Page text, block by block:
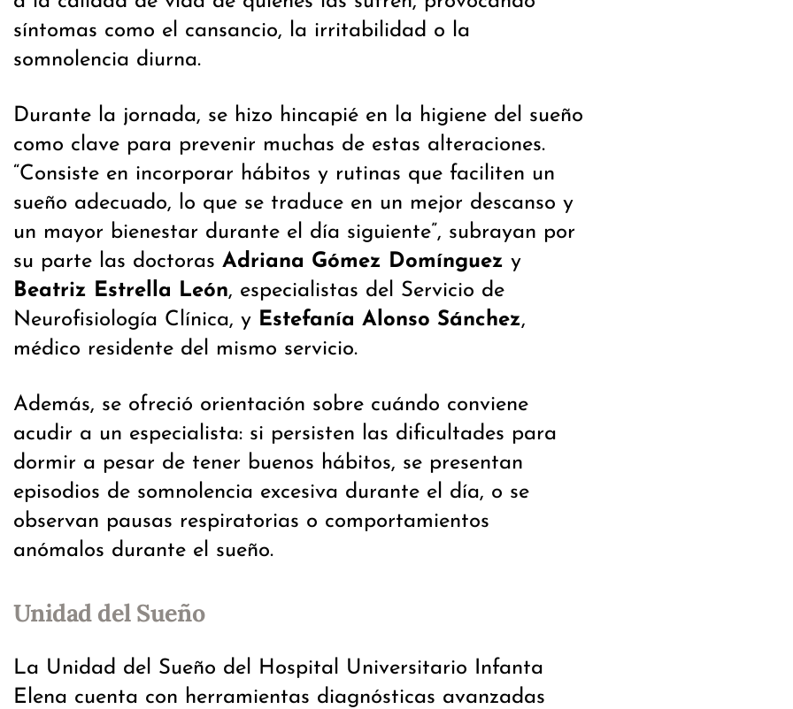
síntomas como el cansancio, la irritabilidad o la
somnolencia diurna.
Durante la jornada, se hizo hincapié en la higiene del sueño
como clave para prevenir muchas de estas alteraciones.
“Consiste en incorporar hábitos y rutinas que faciliten un
sueño adecuado, lo que se traduce en un mejor descanso y
un mayor bienestar durante el día siguiente”, subrayan por
su parte las doctoras Adriana Gómez Domínguez y
Beatriz Estrella León, especialistas del Servicio de
Neurofisiología Clínica, y Estefanía Alonso Sánchez,
médico residente del mismo servicio.
Además, se ofreció orientación sobre cuándo conviene
acudir a un especialista: si persisten las dificultades para
dormir a pesar de tener buenos hábitos, se presentan
episodios de somnolencia excesiva durante el día, o se
observan pausas respiratorias o comportamientos
anómalos durante el sueño.
Unidad del Sueño
La Unidad del Sueño del Hospital Universitario Infanta
Elena cuenta con herramientas diagnósticas avanzadas